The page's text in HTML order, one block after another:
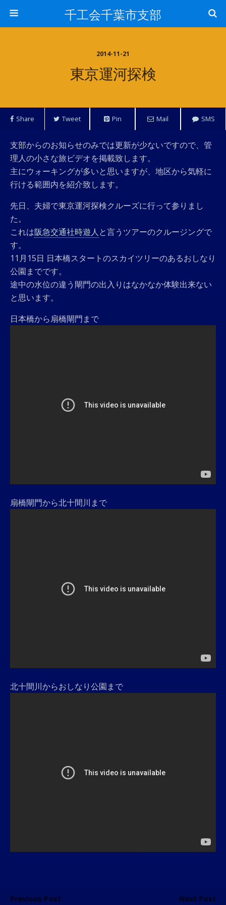
千工会千葉市支部
2014-11-21
東京運河探検
Share Tweet Pin Mail SMS
支部からのお知らせのみでは更新が少ないですので、管
理人の小さな旅ビデオを掲載致します。
主にウォーキングが多いと思いますが、地区から気軽に
行ける範囲内を紹介致します。
先日、夫婦で東京運河探検クルーズに行って参りまし
た。
これは阪急交通社時遊人と言うツアーのクルージングで
す。
11月15日 日本橋スタートのスカイツリーのあるおしなり
公園までです。
途中の水位の違う閘門の出入りはなかなか体験出来ない
と思います。
日本橋から扇橋閘門まで
扇橋閘門から北十間川まで
北十間川からおしなり公園まで
Previous Post Next Post